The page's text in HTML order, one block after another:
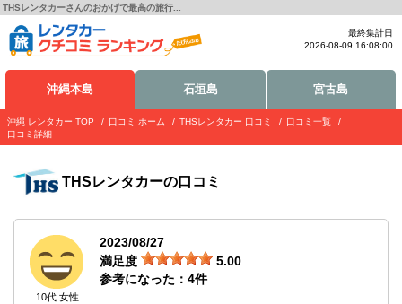
THSレンタカーさんのおかげで最高の旅行...
最終集計日
2026-08-09 16:08:00
沖縄本島 石垣島 宮古島
沖縄 レンタカー TOP 口コミ ホーム THSレンタカー 口コミ
口コミ一覧
口コミ詳細
THSレンタカーの口コミ
10代 女性
2023/08/27
満足度
5.00
参考になった： 4件